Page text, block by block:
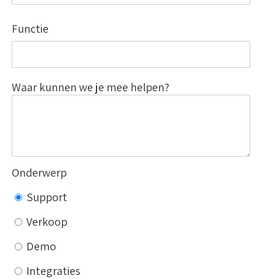
Functie
Waar kunnen we je mee helpen?
Onderwerp
Support
Verkoop
Demo
Integraties